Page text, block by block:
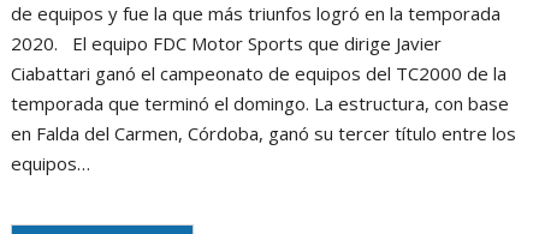
de equipos y fue la que más triunfos logró en la temporada
2020. El equipo FDC Motor Sports que dirige Javier
Ciabattari ganó el campeonato de equipos del TC2000 de la
temporada que terminó el domingo. La estructura, con base
en Falda del Carmen, Córdoba, ganó su tercer título entre los
equipos…